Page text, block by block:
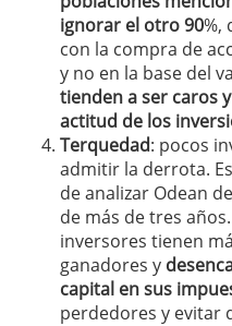
ignorar el otro 90%,
con la compra de
y no en la base del
tienden a ser caros
actitud de los
Terquedad: pocos
admitir la derrota.
de analizar Odean
de más de tres
inversores tienen
ganadores y
capital en sus
perdedores y evitar